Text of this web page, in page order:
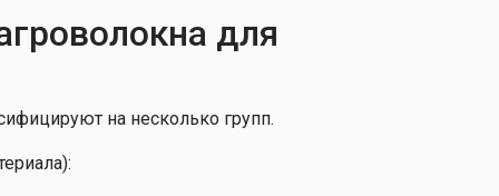
для
на несколько групп.